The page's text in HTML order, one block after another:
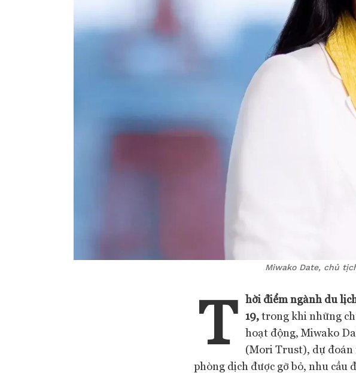
Miwako Date, chủ
T
hời điểm ngành du
19,trong khi những
hoạt động, Miwako
(Mori Trust), dự đoán
phòng dịch được gỡ bỏ, nhu cầu